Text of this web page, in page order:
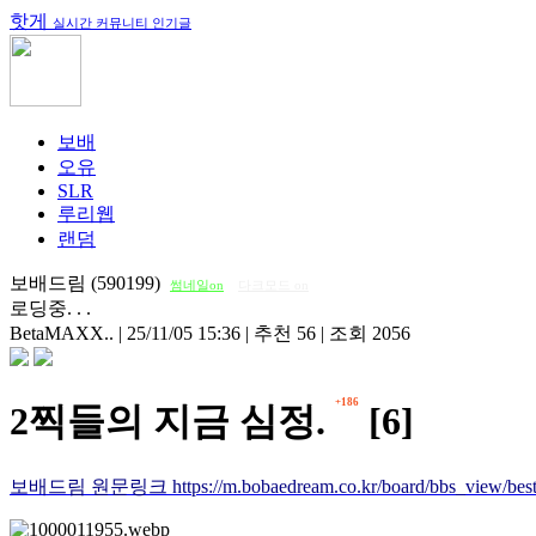
핫게 실시간 커뮤니티 인기글
보배
오유
SLR
루리웹
랜덤
보배드림 (590199) 썸네일on
로딩중. . .
BetaMAXX.. | 25/11/05 15:36 | 추천 56 | 조회 2056
2찍들의 지금 심정. +186 [6]
보배드림 원문링크 https://m.bobaedream.co.kr/board/bbs_view/